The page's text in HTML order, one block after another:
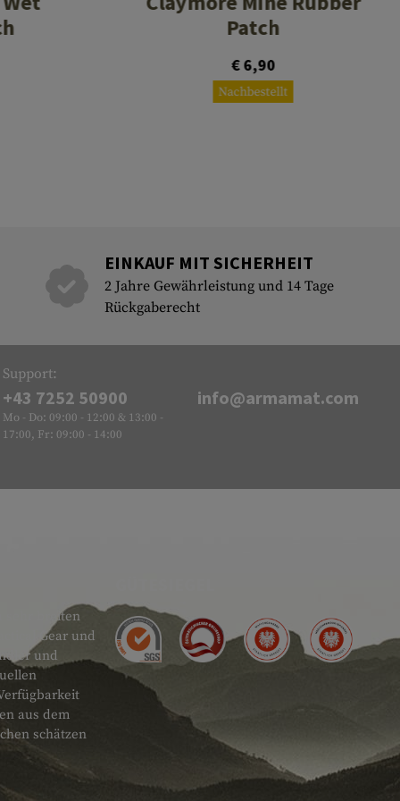
Patch
€ 6,90
Nachbestellt
EINKAUF MIT SICHERHEIT
2 Jahre Gewährleistung und 14 Tage
Rückgaberecht
Support:
+43 7252 50900
Mo - Do: 09:00 - 12:00 & 13:00 -
17:00, Fr: 09:00 - 14:00
info@armamat.com
sehr breiten
Gear und
und
aus dem
schätzen